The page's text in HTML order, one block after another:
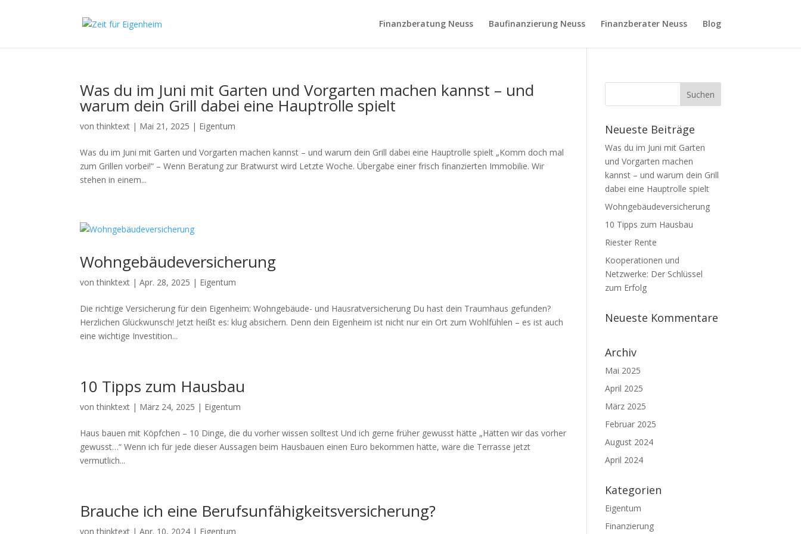
Finanzberatung Neuss Baufinanzierung Neuss Finanzberater Neuss Blog
Was du im Juni mit Garten und Vorgarten machen kannst – und
warum dein Grill dabei eine Hauptrolle spielt
vonthinktext | Mai 21, 2025 | Eigentum
Was du im Juni mit Garten und Vorgarten machen kannst – und warum dein Grill dabei eine Hauptrolle spielt „Komm doch mal
zum Grillen vorbei!“ – Wenn Beratung zur Bratwurst wird Letzte Woche. Übergabe einer frisch finanzierten Immobilie. Wir
stehen in einem...
Wohngebäudeversicherung
vonthinktext |Apr. 28, 2025 | Eigentum
Die richtige Versicherung für dein Eigenheim: Wohngebäude- und Hausratversicherung Du hast dein Traumhaus gefunden?
Herzlichen Glückwunsch! Jetzt heißt es: klug absichern. Denn dein Eigenheim ist nicht nur ein Ort zum Wohlfühlen – es ist auch
eine wichtige Investition...
10 Tipps zum Hausbau
vonthinktext | März 24, 2025 | Eigentum
Haus bauen mit Köpfchen – 10 Dinge, die du vorher wissen solltest Und ich gerne früher gewusst hätte „Hätten wir das vorher
gewusst…“ Wenn ich für jede dieser Aussagen beim Hausbauen einen Euro bekommen hätte, wäre die Terrasse jetzt
vermutlich...
Brauche ich eine Berufsunfähigkeitsversicherung?
vonthinktext |Apr. 10, 2024 | Eigentum
Neueste Beiträge
Was du im Juni mit Garten
und Vorgarten machen
kannst – und warum dein Grill
dabei eine Hauptrolle spielt
Wohngebäudeversicherung
10 Tipps zum Hausbau
Riester Rente
Kooperationen und
Netzwerke: Der Schlüssel
zum Erfolg
Neueste Kommentare
Archiv
Mai 2025
April 2025
März 2025
Februar 2025
August 2024
April 2024
Kategorien
Eigentum
Finanzierung